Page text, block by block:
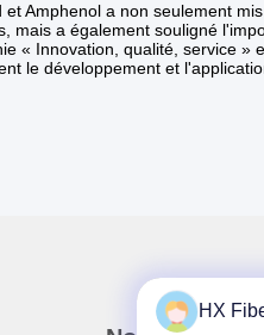
Amphenol a non seulement
mais a également souligné
« Innovation, qualité, service »
le développement et
HX